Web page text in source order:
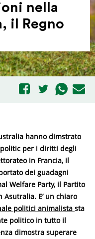
nella
il Regno
hanno dimstrato
per i diritti degli
in Francia, il
dei guadagni
Welfare Party, il Partito
Asutralia. E’ un chiaro
politici animalista sta
politico in tutto il
dimostra superare